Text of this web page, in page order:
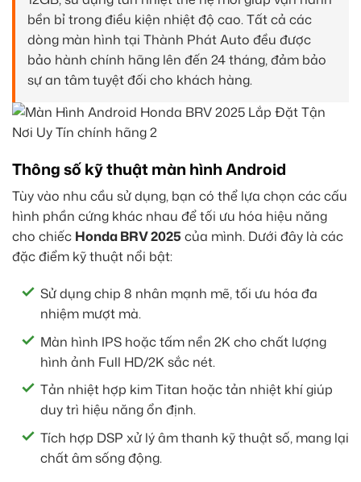
bền bỉ trong điều kiện nhiệt độ cao. Tất cả các
dòng màn hình tại Thành Phát Auto đều được
bảo hành chính hãng lên đến 24 tháng, đảm bảo
sự an tâm tuyệt đối cho khách hàng.
Thông số kỹ thuật màn hình Android
Tùy vào nhu cầu sử dụng, bạn có thể lựa chọn các cấu
hình phần cứng khác nhau để tối ưu hóa hiệu năng
cho chiếc Honda BRV 2025 của mình. Dưới đây là các
đặc điểm kỹ thuật nổi bật:
Sử dụng chip 8 nhân mạnh mẽ, tối ưu hóa đa
nhiệm mượt mà.
Màn hình IPS hoặc tấm nền 2K cho chất lượng
hình ảnh Full HD/2K sắc nét.
Tản nhiệt hợp kim Titan hoặc tản nhiệt khí giúp
duy trì hiệu năng ổn định.
Tích hợp DSP xử lý âm thanh kỹ thuật số, mang lại
chất âm sống động.